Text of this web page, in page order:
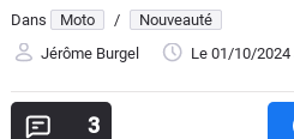
Equipement
Avis
Dans Moto /
Nouveauté
Jérôme Burgel
Le 01/10/2024
3